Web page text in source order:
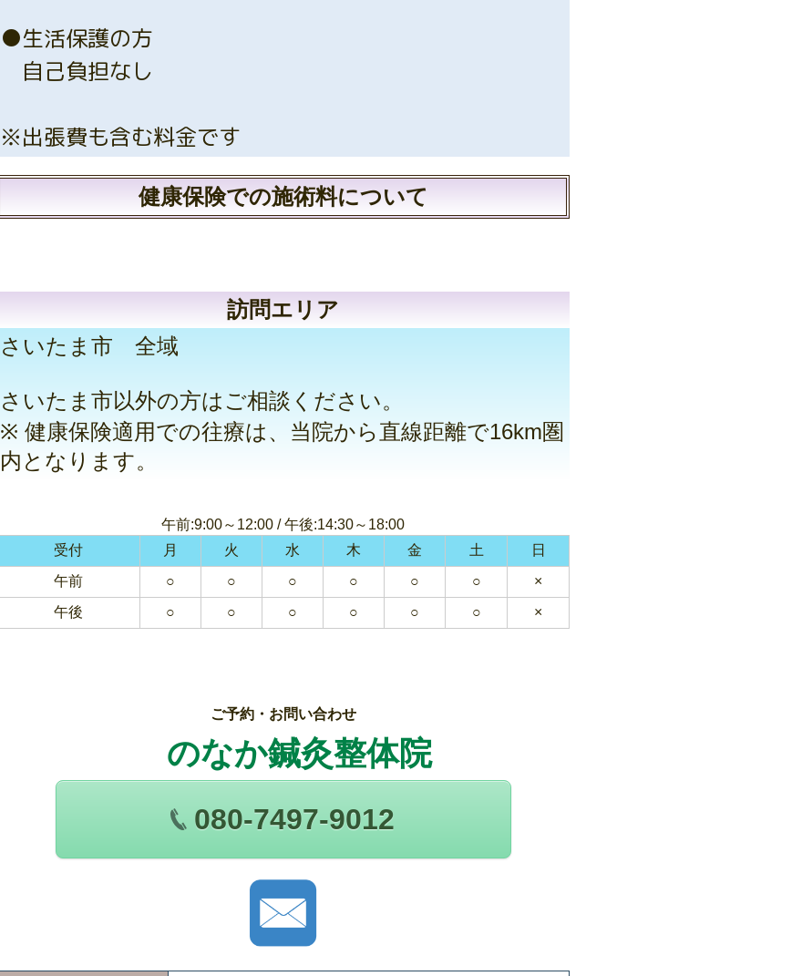
●生活保護の方
自己負担なし
※出張費も含む料金です
健康保険での施術料について
訪問エリア
さいたま市 全域
さいたま市以外の方はご相談ください。
※ 健康保険適用での往療は、当院から直線距離で16km圏
内となります。
午前:9:00～12:00 / 午後:14:30～18:00
受付
月 火 水 木 金 土
日
午前
○ ○ ○ ○ ○ ○
×
午後
○ ○ ○ ○ ○ ○ ×
ご予約・お問い合わせ
のなか鍼灸整体院
080-7497-9012